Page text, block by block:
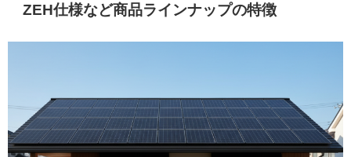
ZEH仕様など商品ラインナップの特徴